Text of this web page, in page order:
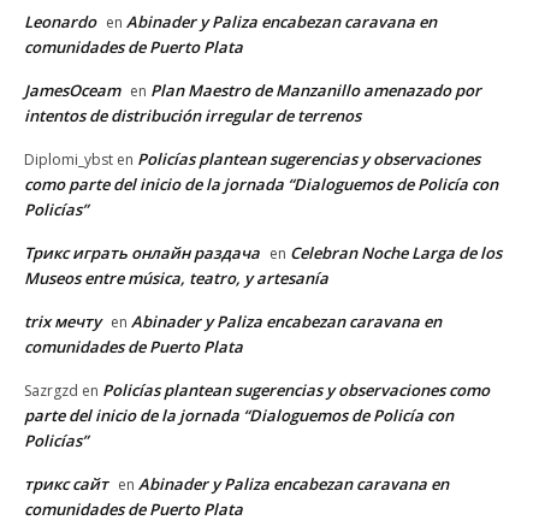
Leonardo en Abinader y Paliza encabezan caravana en
comunidades de Puerto Plata
JamesOceam en Plan Maestro de Manzanillo amenazado por
intentos de distribución irregular de terrenos
Diplomi_ybst en Policías plantean sugerencias y observaciones
como parte del inicio de la jornada “Dialoguemos de Policía con
Policías”
Трикс играть онлайн раздача en Celebran Noche Larga de los
Museos entre música, teatro, y artesanía
trix мечту en Abinader y Paliza encabezan caravana en
comunidades de Puerto Plata
Sazrgzd en Policías plantean sugerencias y observaciones como
parte del inicio de la jornada “Dialoguemos de Policía con
Policías”
трикс сайт en Abinader y Paliza encabezan caravana en
comunidades de Puerto Plata